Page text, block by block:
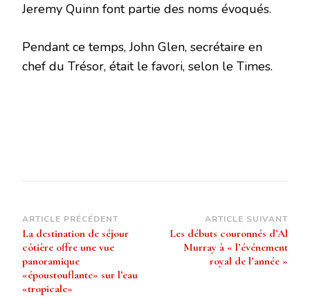
Jeremy Quinn font partie des noms évoqués.
Pendant ce temps, John Glen, secrétaire en
chef du Trésor, était le favori, selon le Times.
Navigation
d’article
ARTICLE PRÉCÉDENT
La destination de séjour
côtière offre une vue
panoramique
«époustouflante» sur l’eau
«tropicale»
ARTICLE SUIVANT
Les débuts couronnés d’Al
Murray à « l’événement
royal de l’année »